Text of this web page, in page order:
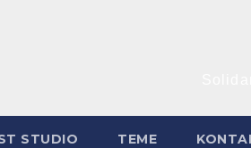
STUDIO TEME